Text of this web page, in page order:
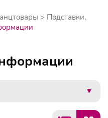
Подставки,